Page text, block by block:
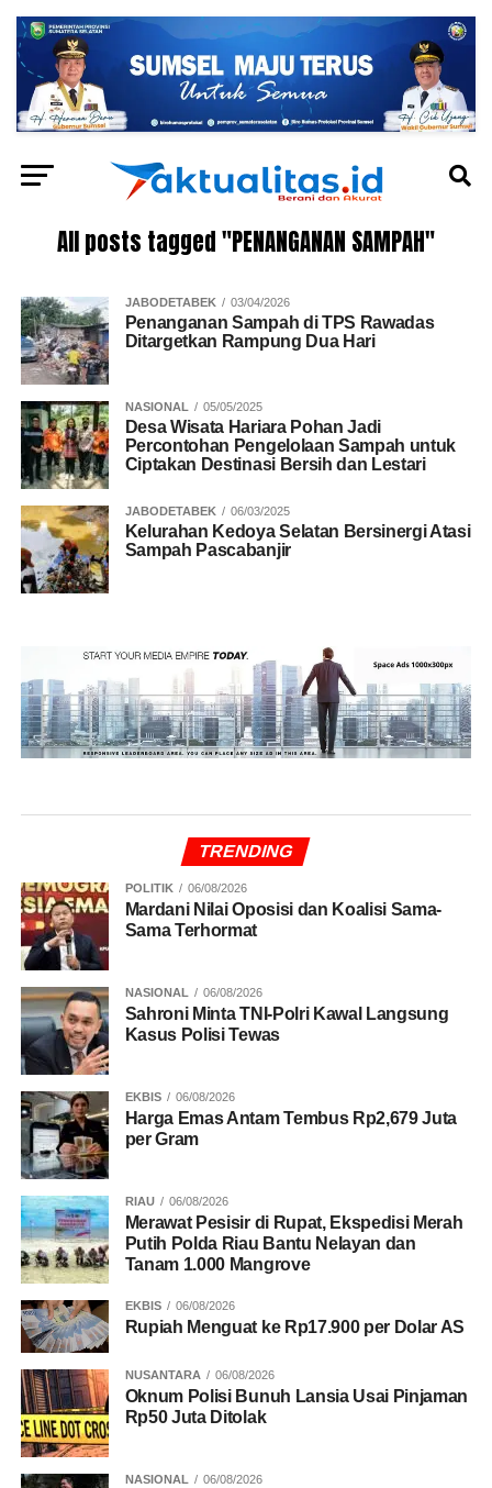
All posts tagged "PENANGANAN SAMPAH"
JABODETABEK 03/04/2026
Penanganan Sampah di TPS Rawadas
Ditargetkan Rampung Dua Hari
NASIONAL 05/05/2025
Desa Wisata Hariara Pohan Jadi
Percontohan Pengelolaan Sampah untuk
Ciptakan Destinasi Bersih dan Lestari
JABODETABEK 06/03/2025
Kelurahan Kedoya Selatan Bersinergi Atasi
Sampah Pascabanjir
TRENDING
POLITIK 06/08/2026
Mardani Nilai Oposisi dan Koalisi Sama-
Sama Terhormat
NASIONAL 06/08/2026
Sahroni Minta TNI-Polri Kawal Langsung
Kasus Polisi Tewas
EKBIS 06/08/2026
Harga Emas Antam Tembus Rp2,679 Juta
per Gram
RIAU 06/08/2026
Merawat Pesisir di Rupat, Ekspedisi Merah
Putih Polda Riau Bantu Nelayan dan
Tanam 1.000 Mangrove
EKBIS 06/08/2026
Rupiah Menguat ke Rp17.900 per Dolar AS
NUSANTARA 06/08/2026
Oknum Polisi Bunuh Lansia Usai Pinjaman
Rp50 Juta Ditolak
NASIONAL 06/08/2026